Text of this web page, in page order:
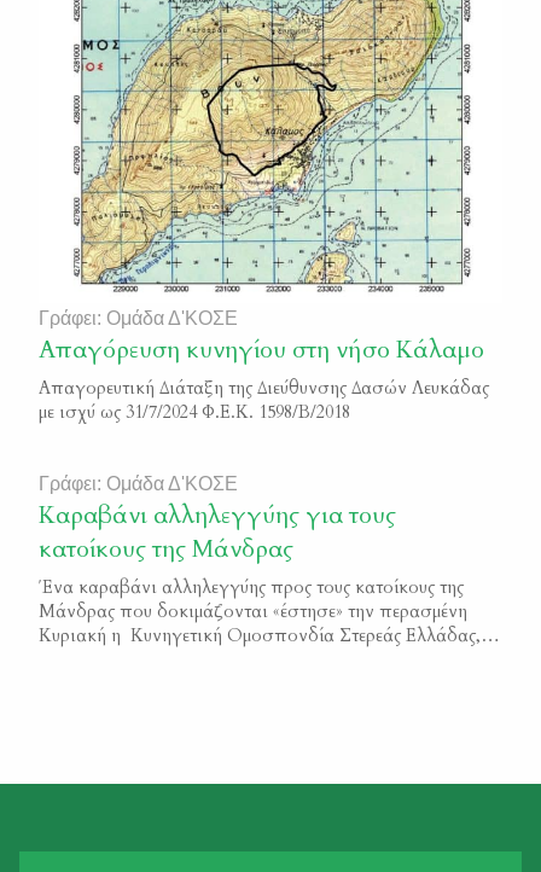
Γράφει: Ομάδα Δ'ΚΟΣΕ
Απαγόρευση κυνηγίου στη νήσο Κάλαμο
Απαγορευτική Διάταξη της Διεύθυνσης Δασών Λευκάδας
με ισχύ ως 31/7/2024 Φ.Ε.Κ. 1598/Β/2018
Γράφει: Ομάδα Δ'ΚΟΣΕ
Καραβάνι αλληλεγγύης για τους
κατοίκους της Μάνδρας
Ένα καραβάνι αλληλεγγύης προς τους κατοίκους της
Μάνδρας που δοκιμάζονται «έστησε» την περασμένη
Κυριακή η Κυνηγετική Ομοσπονδία Στερεάς Ελλάδας,